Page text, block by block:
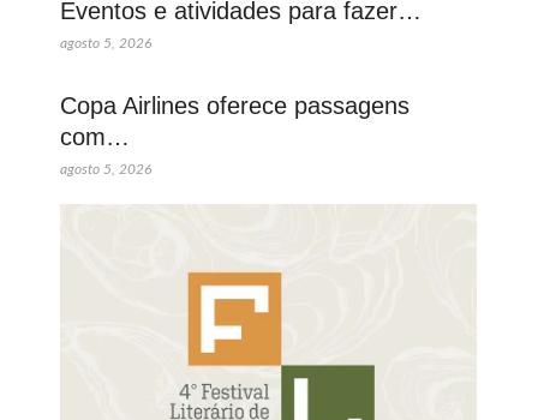
Eventos e atividades para fazer…
agosto 5, 2026
Copa Airlines oferece passagens
com…
agosto 5, 2026